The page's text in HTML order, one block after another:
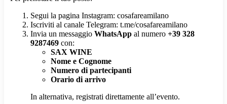
Segui la pagina Instagram: cosafareamilano
Iscriviti al canale Telegram: t.me/cosafareamilano
Invia un messaggio WhatsApp al numero +39 328
9287469 con:
SAX WINE
Nome e Cognome
Numero di partecipanti
Orario di arrivo
In alternativa, registrati direttamente all’evento.